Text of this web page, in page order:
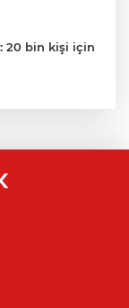
20 bin kişi için
İtalya’ya